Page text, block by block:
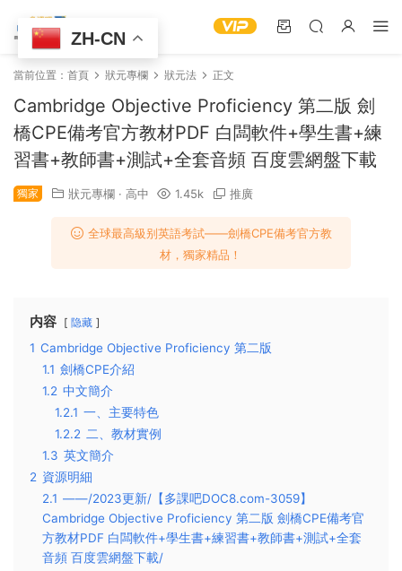
當前位置： 首頁 狀元專欄 狀元法 正文
Cambridge Objective Proficiency 第二版 劍
橋CPE備考官方教材PDF 白闆軟件+學生書+練
習書+教師書+測試+全套音頻 百度雲網盤下載
獨家 狀元專欄 · 高中 1.45k 推廣
全球最高級别英語考試——劍橋CPE備考官方教
材，獨家精品！
内容 隐藏
1 Cambridge Objective Proficiency 第二版
1.1 劍橋CPE介紹
1.2 中文簡介
1.2.1 一、主要特色
1.2.2 二、教材實例
1.3 英文簡介
2 資源明細
2.1 ——/2023更新/【多課吧DOC8.com-3059】
Cambridge Objective Proficiency 第二版 劍橋CPE備考官
方教材PDF 白闆軟件+學生書+練習書+教師書+測試+全套
音頻 百度雲網盤下載/
ZH-CN